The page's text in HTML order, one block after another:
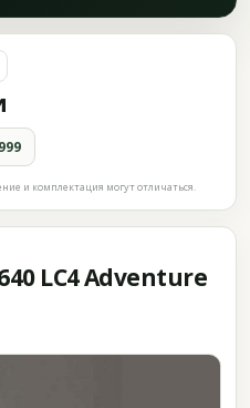
и комплектация могут отличаться.
LC4 Adventure